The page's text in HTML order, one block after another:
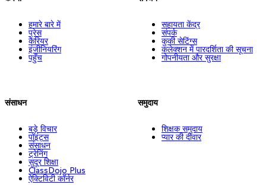
हमारे बारे में
प्रेस
कैरियर
इंजीनियरिंग
पहुँच
संसाधन
बड़े विचार
पॉइंट्स
संसाधन
ट्रेनिंग
सुदूर शिक्षा
ClassDojo Plus
ऐक्टिविटी कॉर्नर
सहायता केंद्र
संपर्क
कुकी सेटिंग्स
कलेक्शन में पारदर्शिता की सूचना
गोपनीयता और सुरक्षा
समुदाय
शिक्षक समुदाय
प्यार की दीवार